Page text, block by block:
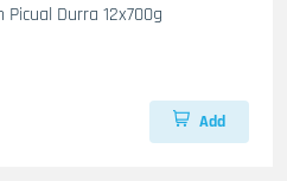
Picual Durra 12x700g
Add